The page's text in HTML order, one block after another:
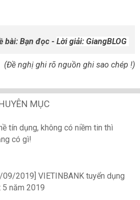
bài: Bạn đọc - Lời giải: GiangBLOG
(Đề nghị ghi rõ nguồn ghi sao chép !)
MỤC
tín dụng, không có niềm tin thì
có gì!
09/2019] VIETINBANK tuyển dụng
năm 2019